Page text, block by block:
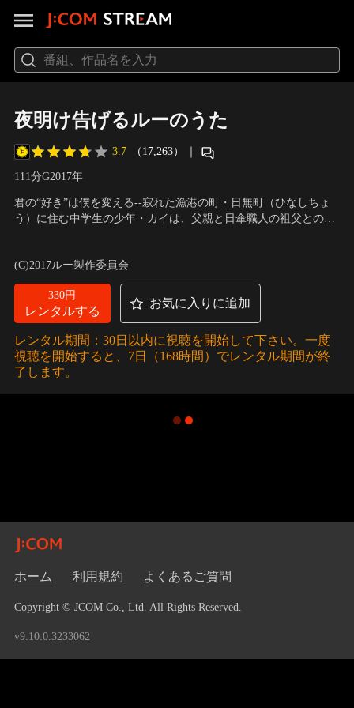
夜明け告げるルーのうた
3.7 （17,263） ｜
111分G2017年
君の“好き”は僕を変える--寂れた漁港の町・日無町（ひなしちょ
う）に住む中学生の少年・カイは、父親と日傘職人の祖父との3
対する複雑な想いを口にできず、鬱屈した気持ちを抱えたまま学
校生活にも後ろ向きのカイ。唯一の心の拠り所は…。
(C)2017ルー製作委員会
330円
レンタルする
お気に入りに追加
レンタル期間：30日以内に視聴を開始して下さい。一度
視聴を開始すると、7日（168時間）でレンタル期間が終
了します。
ホーム 利用規約 よくあるご質問
Copyright © JCOM Co., Ltd. All Rights Reserved.
v9.10.0.3233062